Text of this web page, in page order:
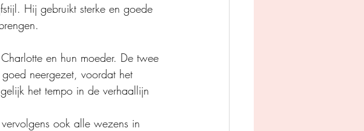
Hij gebruikt sterke en goede
en hun moeder. De twee
neergezet, voordat het
het tempo in de verhaallijn
ook alle wezens in